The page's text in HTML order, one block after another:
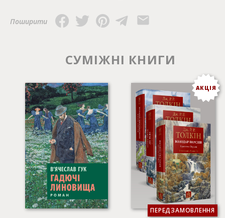
насправді лиш помножувало його численні патології.
Замість знищеної старої еліти народжується нова, не
постають лишень сумнівні їх сурогати.
Поширити
СУМІЖНІ КНИГИ
АКЦІЯ
ПЕРЕДЗАМОВЛЕННЯ